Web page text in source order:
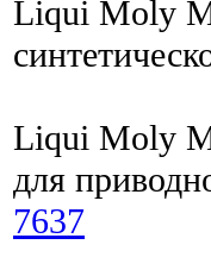
Liqui Moly
Liqui Moly
для
7637